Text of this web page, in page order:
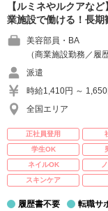
【ルミネやルクアな
業施設で働ける！長期
美容部員・BA
（商業施設勤務／
派遣
時給1,410円 ～
全国エリア
正社員登用
学生OK
ネイルOK
スキンケア
履歴書不要 転職サ